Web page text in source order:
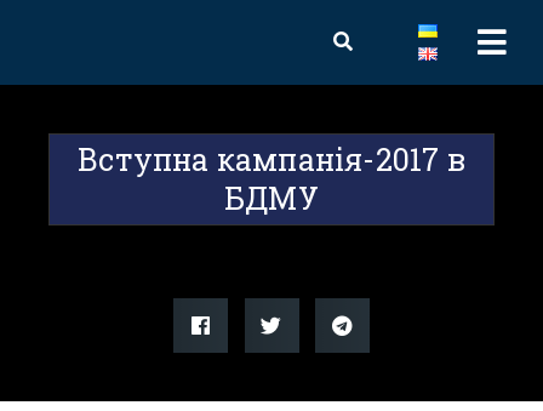
Вступна кампанія-2017 в
БДМУ